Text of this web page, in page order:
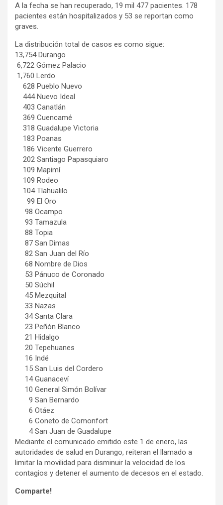
A la fecha se han recuperado, 19 mil 477 pacientes. 178
pacientes están hospitalizados y 53 se reportan como
graves.
La distribución total de casos es como sigue:
13,754 Durango
6,722 Gómez Palacio
1,760 Lerdo
628 Pueblo Nuevo
444 Nuevo Ideal
403 Canatlán
369 Cuencamé
318 Guadalupe Victoria
183 Poanas
186 Vicente Guerrero
202 Santiago Papasquiaro
109 Mapimí
109 Rodeo
104 Tlahualilo
99 El Oro
98 Ocampo
93 Tamazula
88 Topia
87 San Dimas
82 San Juan del Río
68 Nombre de Dios
53 Pánuco de Coronado
50 Súchil
45 Mezquital
33 Nazas
34 Santa Clara
23 Peñón Blanco
21 Hidalgo
20 Tepehuanes
16 Indé
15 San Luis del Cordero
14 Guanaceví
10 General Simón Bolívar
9 San Bernardo
6 Otáez
6 Coneto de Comonfort
4 San Juan de Guadalupe
Mediante el comunicado emitido este 1 de enero, las
autoridades de salud en Durango, reiteran el llamado a
limitar la movilidad para disminuir la velocidad de los
contagios y detener el aumento de decesos en el estado.
Comparte!